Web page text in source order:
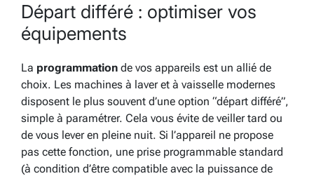
Départ différé : optimiser vos
équipements
La programmation de vos appareils est un allié de
choix. Les machines à laver et à vaisselle modernes
disposent le plus souvent d’une option “départ différé”,
simple à paramétrer. Cela vous évite de veiller tard ou
de vous lever en pleine nuit. Si l’appareil ne propose
pas cette fonction, une prise programmable standard
(à condition d’être compatible avec la puissance de